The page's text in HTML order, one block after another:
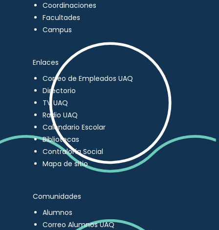
Coordinaciones
Facultades
Campus
Enlaces
Correo de Empleados UAQ
Directorio
TV UAQ
Radio UAQ
Calendario Escolar
Bibliotecas
Contraloría Social
Mapa de sitio
Comunidades
Alumnos
Correo Alumnos UAQ